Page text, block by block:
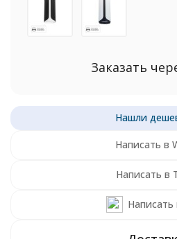
Заказать
Написать в
Написать в
Написать